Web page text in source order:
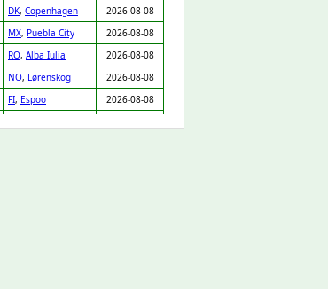
DK, Copenhagen
2026-08-08
MX, Puebla City
2026-08-08
RO, Alba Iulia
2026-08-08
NO, Lørenskog
2026-08-08
FI, Espoo
2026-08-08